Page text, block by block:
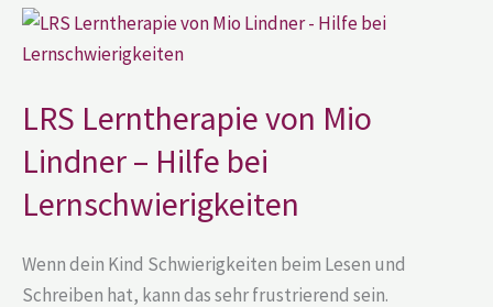
LRS Lerntherapie von Mio
Lindner – Hilfe bei
Lernschwierigkeiten
Wenn dein Kind Schwierigkeiten beim Lesen und
Schreiben hat, kann das sehr frustrierend sein.
LRS
Lerntherapie
von
–
Hilfe
Lernschwierigkeiten